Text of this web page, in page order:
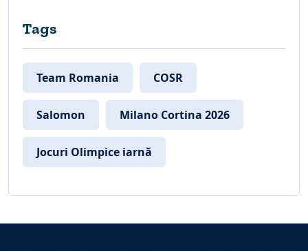
Tags
Team Romania COSR
Salomon Milano Cortina 2026
Jocuri Olimpice iarnă